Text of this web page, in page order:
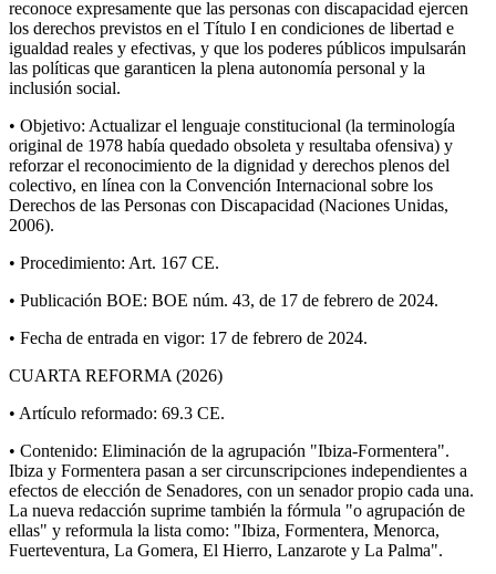
reconoce expresamente que las personas con discapacidad ejercen
los derechos previstos en el Título I en condiciones de libertad e
igualdad reales y efectivas, y que los poderes públicos impulsarán
las políticas que garanticen la plena autonomía personal y la
inclusión social.
• Objetivo: Actualizar el lenguaje constitucional (la terminología
original de 1978 había quedado obsoleta y resultaba ofensiva) y
reforzar el reconocimiento de la dignidad y derechos plenos del
colectivo, en línea con la Convención Internacional sobre los
Derechos de las Personas con Discapacidad (Naciones Unidas,
2006).
• Procedimiento: Art. 167 CE.
• Publicación BOE: BOE núm. 43, de 17 de febrero de 2024.
• Fecha de entrada en vigor: 17 de febrero de 2024.
CUARTA REFORMA (2026)
• Artículo reformado: 69.3 CE.
• Contenido: Eliminación de la agrupación "Ibiza-Formentera".
Ibiza y Formentera pasan a ser circunscripciones independientes a
efectos de elección de Senadores, con un senador propio cada una.
La nueva redacción suprime también la fórmula "o agrupación de
ellas" y reformula la lista como: "Ibiza, Formentera, Menorca,
Fuerteventura, La Gomera, El Hierro, Lanzarote y La Palma".